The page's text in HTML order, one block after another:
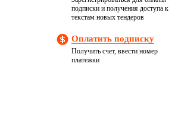
подписки и получения доступа к
текстам новых тендеров
Оплатить подписку
Получить счет, ввести номер
платежки